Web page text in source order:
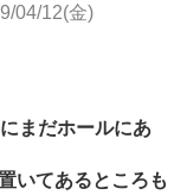
04/12(金)
まだホールにあ
いてあるところも